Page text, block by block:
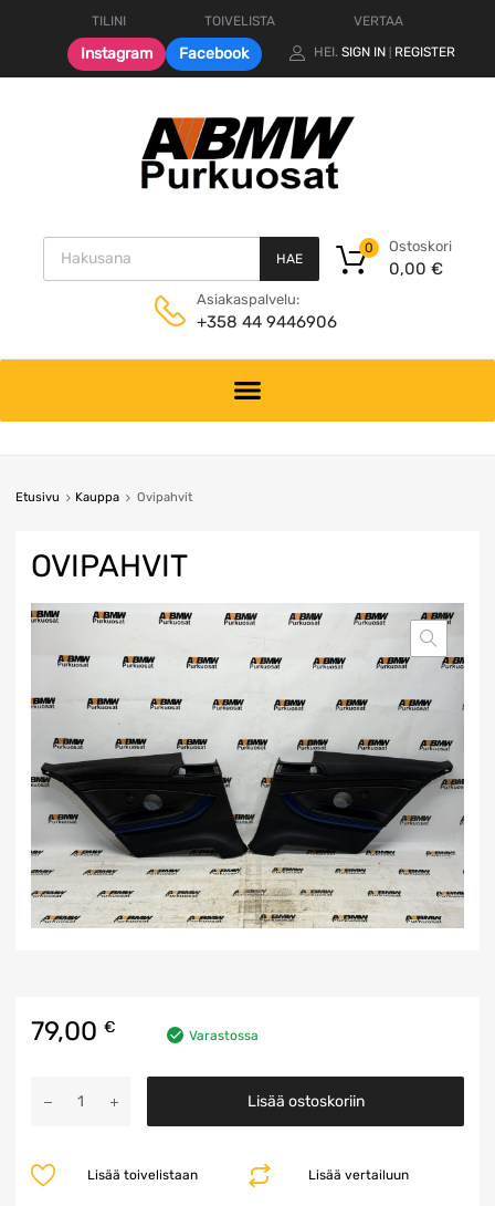
TILINI TOIVELISTA VERTAA
Instagram Facebook HEI. SIGN IN REGISTER
Products search
HAE
Ostoskori
0,00 €
0
Asiakaspalvelu:
+358 44 9446906
content
Etusivu Kauppa Ovipahvit
OVIPAHVIT
79,00 € Varastossa
määrä
Lisää ostoskoriin
Lisää vertailuun
Lisää toivelistaan